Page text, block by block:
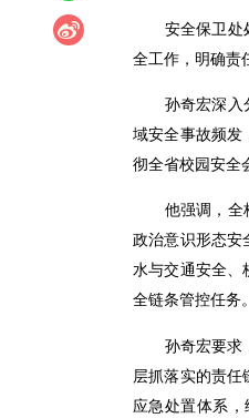
安全保卫处
全工作，明确责
孙奇宏深入
域安全事故频发
彻全省校园安全
他强调，全
政治意识形态安
水与交通安全、
全链条管控任务。
孙奇宏要求
层抓落实的责
应急处置体系